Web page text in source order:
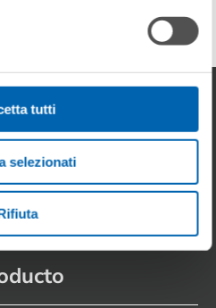
tutti
selezionati